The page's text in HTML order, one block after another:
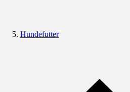
Hundefutter